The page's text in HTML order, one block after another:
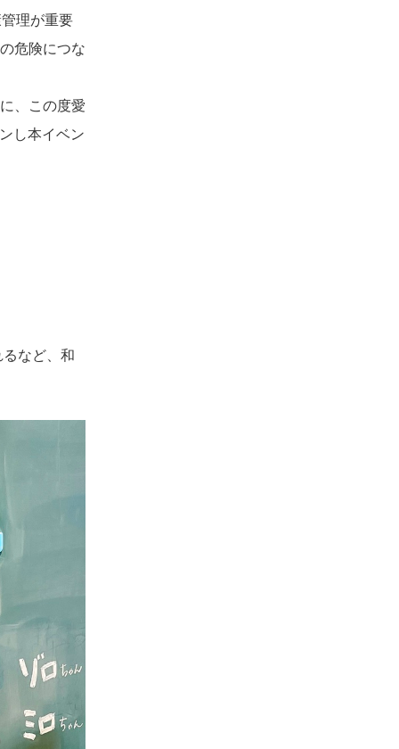
理が重要
危険につな
、この度愛
し本イベン
など、和